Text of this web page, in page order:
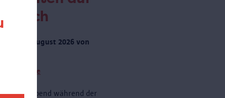
Dach
20 August 2026 von
Termine
während der